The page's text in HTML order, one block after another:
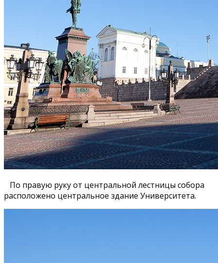
По правую руку от центральной лестницы собора
расположено центральное здание Университета.